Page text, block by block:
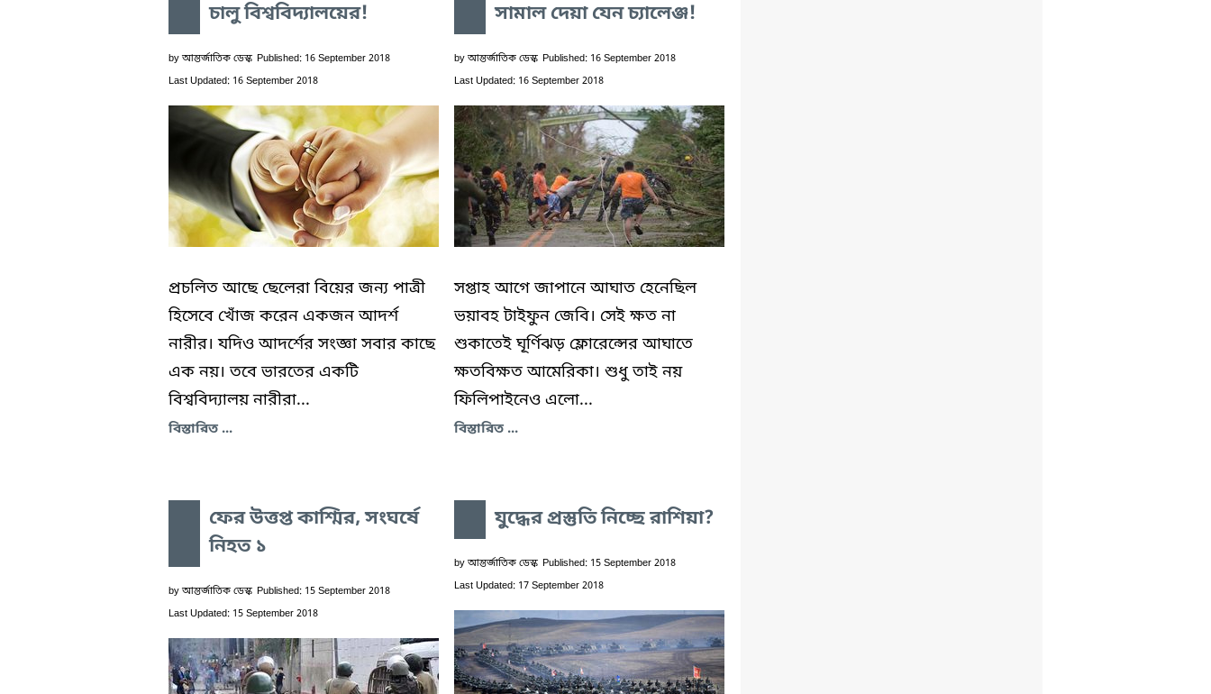
চালু বিশ্ববিদ্যালয়ের!
by আন্তর্জাতিক ডেস্ক Published: 16 September 2018
Last Updated: 16 September 2018
প্রচলিত আছে ছেলেরা বিয়ের জন্য পাত্রী
হিসেবে খোঁজ করেন একজন আদর্শ
নারীর। যদিও আদর্শের সংজ্ঞা সবার কাছে
এক নয়। তবে ভারতের একটি
বিশ্ববিদ্যালয় নারীরা...
বিস্তারিত ...
সামাল দেয়া যেন চ্যালেঞ্জ!
by আন্তর্জাতিক ডেস্ক Published: 16 September 2018
Last Updated: 16 September 2018
সপ্তাহ আগে জাপানে আঘাত হেনেছিল
ভয়াবহ টাইফুন জেবি। সেই ক্ষত না
শুকাতেই ঘূর্ণিঝড় ফ্লোরেন্সের আঘাতে
ক্ষতবিক্ষত আমেরিকা। শুধু তাই নয়
ফিলিপাইনেও এলো...
বিস্তারিত ...
ফের উত্তপ্ত কাশ্মির, সংঘর্ষে
নিহত ১
by আন্তর্জাতিক ডেস্ক Published: 15 September 2018
Last Updated: 15 September 2018
যুদ্ধের প্রস্তুতি নিচ্ছে রাশিয়া?
by আন্তর্জাতিক ডেস্ক Published: 15 September 2018
Last Updated: 17 September 2018